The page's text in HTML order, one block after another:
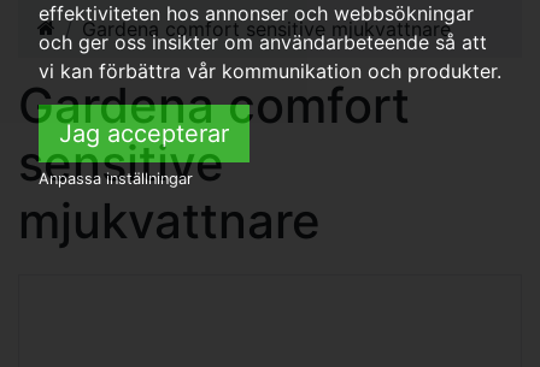
Gardena comfort sensitive mjukvattnare
Gardena comfort
sensitive
mjukvattnare
effektiviteten hos annonser och webbsökningar
och ger oss insikter om användarbeteende så att
vi kan förbättra vår kommunikation och produkter.
Jag accepterar
Anpassa inställningar